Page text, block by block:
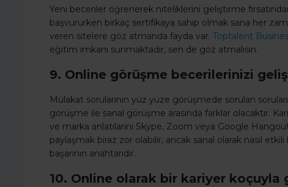
Yeni beceriler öğrenerek niteliklerini geliştirme
başvururken birkaç sertifikaya sahip olmak sana her
veren sitelere göz atmanda fayda var. Toptalent
eğitim imkanı sunmaktadır, sen de göz atmalısın.
9. Online görüşme becerilerinizi
Mülakat sorularının yüz yüze görüşmede sorulan
görüşme ile sanal görüşme arasında farklar olacaktır.
ve marka anlatılarını Skype, Zoom veya Google
paylaşmak biraz zor olabilir, ancak sanal olarak nasıl
başarının anahtarıdır.
10. Online olarak bir kariyer koçuyla